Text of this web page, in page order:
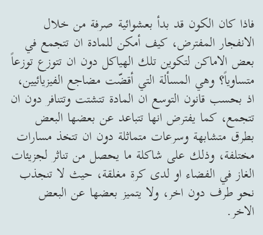
فاذا كان الكون قد بدأ بعشوائية صرفة من خلال
الانفجار المفترض، كيف أمكن للمادة ان تتجمع في
بعض الاماكن لتكوين تلك الهياكل دون ان تتوزع توزعاً
متساوياً؟ وهي المسألة التي أقضّت مضاجع الفيزيائيين،
اذ بحسب قانون التوسع ان المادة تتشتت وتتنافر دون ان
تتجمع، كما يفترض انها تتباعد عن بعضها البعض
بطرق متشابهة وسرعات متماثلة دون ان تتخذ مسارات
مختلفة، وذلك على شاكلة ما يحصل من تناثر لجزيئات
الغاز في الفضاء او لدى كرة مغلقة، حيث لا تنجذب
نحو طرف دون اخر، ولا يتميز بعضها عن البعض
الاخر.